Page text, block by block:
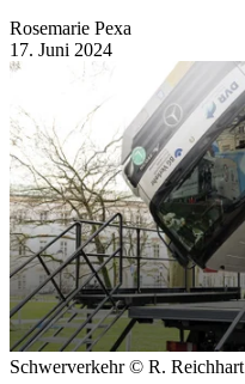
Rosemarie Pexa
17. Juni 2024
Schwerverkehr © R. Reichhart